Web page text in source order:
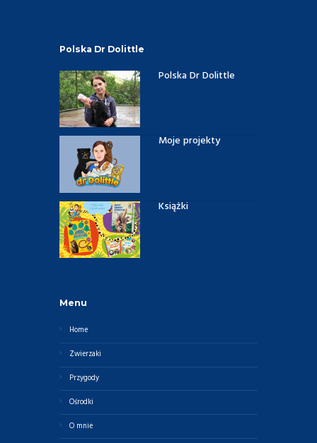
Polska Dr Dolittle
Polska Dr Dolittle
Moje projekty
Książki
Menu
Home
Zwierzaki
Przygody
Ośrodki
O mnie